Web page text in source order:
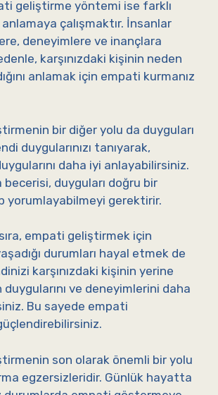
geliştirme yöntemi ise farklı
anlamaya çalışmaktır. İnsanlar
deneyimlere ve inançlara
karşınızdaki kişinin neden
anlamak için empati kurmanız
bir diğer yolu da duyguları
duygularınızı tanıyarak,
daha iyi anlayabilirsiniz.
duyguları doğru bir
yorumlayabilmeyi gerektirir.
sıra, empati geliştirmek için
durumları hayal etmek de
karşınızdaki kişinin yerine
ve deneyimlerini daha
Bu sayede empati
son olarak önemli bir yolu
egzersizleridir. Günlük hayatta